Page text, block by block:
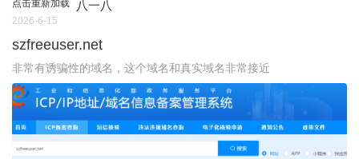
点击重新加载 八一八
2026-6-15
szfreeuser.net
非常有诱骗性的域名，这个域名和真实域名非常接近